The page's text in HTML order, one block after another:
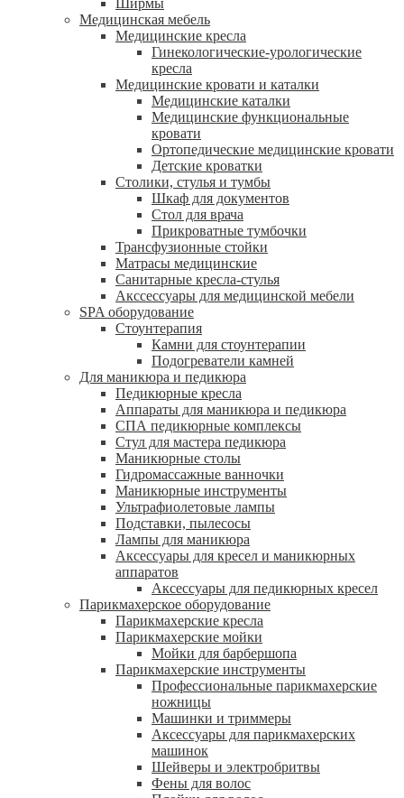
Ширмы
Медицинская мебель
Медицинские кресла
Гинекологические-урологические
кресла
Медицинские кровати и каталки
Медицинские каталки
Медицинские функциональные
кровати
Ортопедические медицинские кровати
Детские кроватки
Столики, стулья и тумбы
Шкаф для документов
Стол для врача
Прикроватные тумбочки
Трансфузионные стойки
Матрасы медицинские
Санитарные кресла-стулья
Акссессуары для медицинской мебели
SPA оборудование
Стоунтерапия
Камни для стоунтерапии
Подогреватели камней
Для маникюра и педикюра
Педикюрные кресла
Аппараты для маникюра и педикюра
СПА педикюрные комплексы
Стул для мастера педикюра
Маникюрные столы
Гидромассажные ванночки
Маникюрные инструменты
Ультрафиолетовые лампы
Подставки, пылесосы
Лампы для маникюра
Аксессуары для кресел и маникюрных
аппаратов
Аксессуары для педикюрных кресел
Парикмахерское оборудование
Парикмахерские кресла
Парикмахерские мойки
Мойки для барбершопа
Парикмахерские инструменты
Профессиональные парикмахерские
ножницы
Машинки и триммеры
Аксессуары для парикмахерских
машинок
Шейверы и электробритвы
Фены для волос